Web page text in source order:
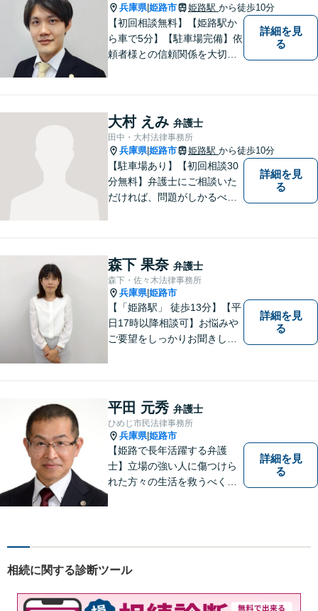
兵庫県|姫路市 姫路駅 から徒歩10分
【初回相談無料】【姫路駅か
ら車で5分】【駐車場完備】依
頼者様との信頼関係を大切
談をお受けしております。離
婚・借金問題・交通事故・企
業法務など幅広く対応してい
ます。
詳細を見
る
大村 えみ 弁護士
田中・大村法律事務所
兵庫県|姫路市 姫路駅 から徒歩10分
【駐車場あり】【初回相談30
分無料】弁護士にご相談いた
だければ、問題がしかるべき
ら、お早めに弁護士にご相談
ください。
詳細を見
る
森下 果奈 弁護士
森下・佐々木法律事務所
兵庫県|姫路市
【「姫路駅」 徒歩13分】【平
日17時以降相談可】お悩みや
ご要望をしっかりお聞きし、
寧にお話をお聞きし，ご相談
いただいたことで安心感を得
ていただけるよう尽力しま
す。遠慮なく相談してくださ
い。
詳細を見
る
平田 元秀 弁護士
ひめじ市民法律事務所
兵庫県|姫路市
【姫路で長年活躍する弁護
士】立場の強い人に傷つけら
れた方々の生活を救うべく、
もご相談ください。二人三脚
ょう。【Zoom・電話相談O
K】
詳細を見
る
相続に関する診断ツール